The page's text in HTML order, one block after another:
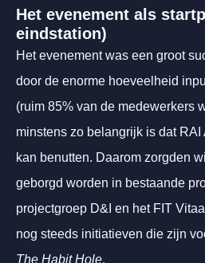
Het evenement als
eindstation)
Het evenement was een groot
door de enorme hoeveelheid
(ruim 85% van de medewerkers
minstens zo belangrijk is dat
kan benutten. Daarom zorgden
geborgd worden in bestaande
projectgroep D&I en het FIT
nog steeds initiatieven die zijn
The Habit Hole.